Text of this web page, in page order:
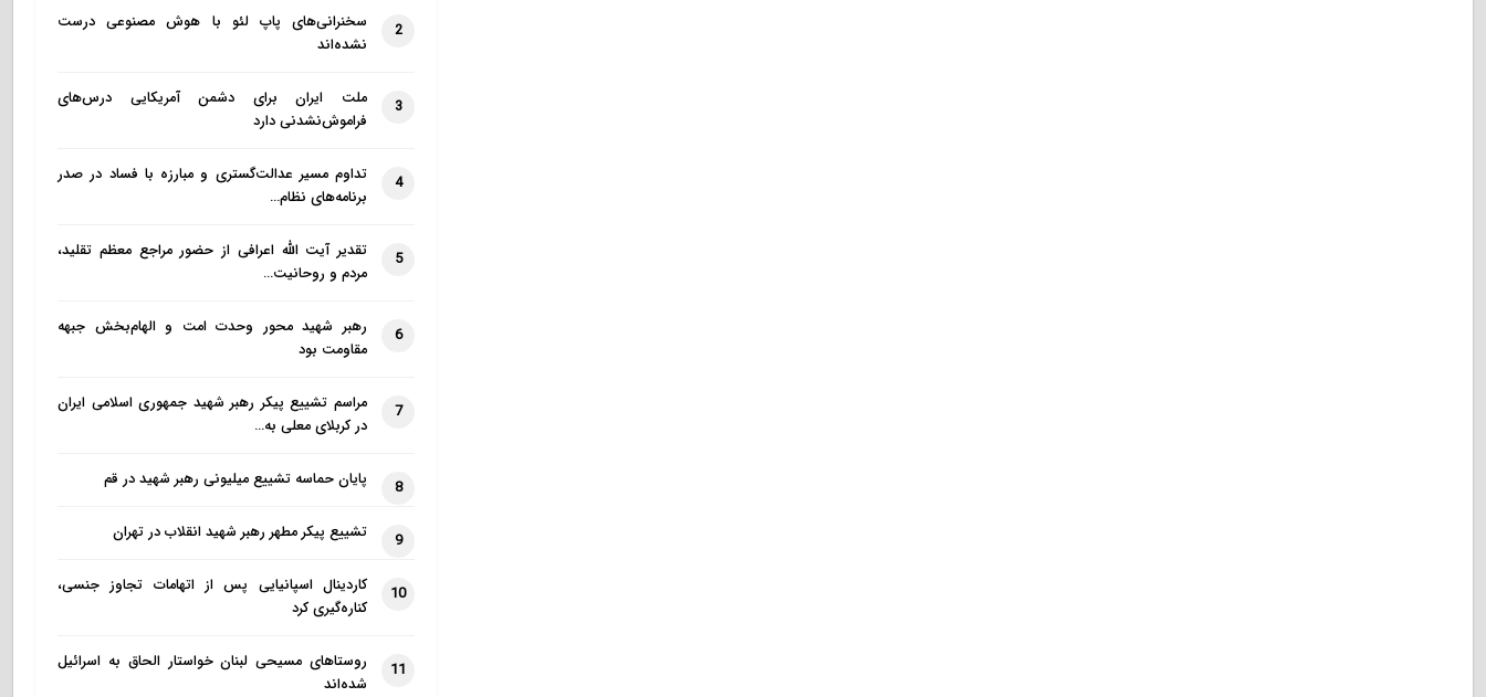
2
سخنرانی‌های پاپ لئو با هوش مصنوعی درست
نشده‌اند
3
ملت ایران برای دشمن آمریکایی درس‌های
فراموش‌نشدنی دارد
4
تداوم مسیر عدالت‌گستری و مبارزه با فساد در صدر
برنامه‌های نظام…
5
تقدیر آیت الله اعرافی از حضور مراجع معظم تقلید،
مردم و روحانیت…
6
رهبر شهید محور وحدت امت و الهام‌بخش جبهه
مقاومت بود
7
مراسم تشییع پیکر رهبر شهید جمهوری اسلامی ایران
در کربلای معلی به…
8 پایان حماسه تشییع میلیونی رهبر شهید در قم
9 تشییع پیکر مطهر رهبر شهید انقلاب در تهران
10
کاردینال اسپانیایی پس از اتهامات تجاوز جنسی،
کناره‌گیری کرد
11
روستاهای مسیحی لبنان خواستار الحاق به اسرائیل
شده‌اند